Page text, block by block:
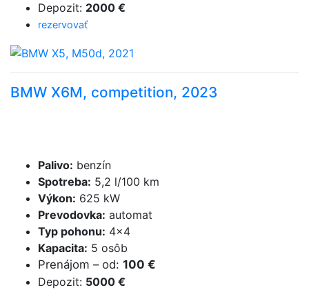
Depozit: 2000 €
rezervovať
BMW X6M, competition, 2023
Palivo: benzín
Spotreba: 5,2 l/100 km
Výkon: 625 kW
Prevodovka: automat
Typ pohonu: 4×4
Kapacita: 5 osôb
Prenájom – od: 100 €
Depozit: 5000 €